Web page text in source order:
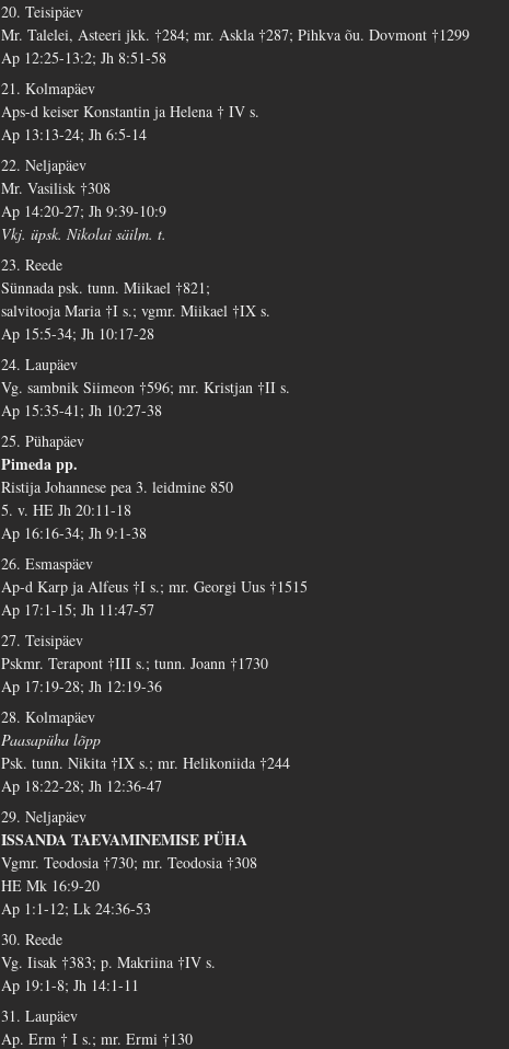
20. Teisipäev
Mr. Talelei, Asteeri jkk. †284; mr. Askla †287; Pihkva õu. Dovmont †1299
Ap 12:25-13:2; Jh 8:51-58
21. Kolmapäev
Aps-d keiser Konstantin ja Helena † IV s.
Ap 13:13-24; Jh 6:5-14
22. Neljapäev
Mr. Vasilisk †308
Ap 14:20-27; Jh 9:39-10:9
Vkj. üpsk. Nikolai säilm. t.
23. Reede
Sünnada psk. tunn. Miikael †821;
salvitooja Maria †I s.; vgmr. Miikael †IX s.
Ap 15:5-34; Jh 10:17-28
24. Laupäev
Vg. sambnik Siimeon †596; mr. Kristjan †II s.
Ap 15:35-41; Jh 10:27-38
25. Pühapäev
Pimeda pp.
Ristija Johannese pea 3. leidmine 850
5. v. HE Jh 20:11-18
Ap 16:16-34; Jh 9:1-38
26. Esmaspäev
Ap-d Karp ja Alfeus †I s.; mr. Georgi Uus †1515
Ap 17:1-15; Jh 11:47-57
27. Teisipäev
Pskmr. Terapont †III s.; tunn. Joann †1730
Ap 17:19-28; Jh 12:19-36
28. Kolmapäev
Paasapüha lõpp
Psk. tunn. Nikita †IX s.; mr. Helikoniida †244
Ap 18:22-28; Jh 12:36-47
29. Neljapäev
ISSANDA TAEVAMINEMISE PÜHA
Vgmr. Teodosia †730; mr. Teodosia †308
HE Mk 16:9-20
Ap 1:1-12; Lk 24:36-53
30. Reede
Vg. Iisak †383; p. Makriina †IV s.
Ap 19:1-8; Jh 14:1-11
31. Laupäev
Ap. Erm † I s.; mr. Ermi †130